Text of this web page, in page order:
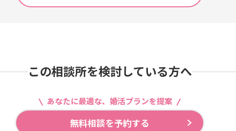
この相談所を検討している方へ
あなたに最適な、婚活プランを提案
無料相談を予約する